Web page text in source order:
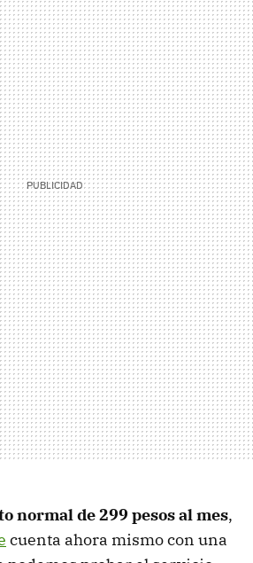
normal de 299 pesos al mes,
cuenta ahora mismo con una